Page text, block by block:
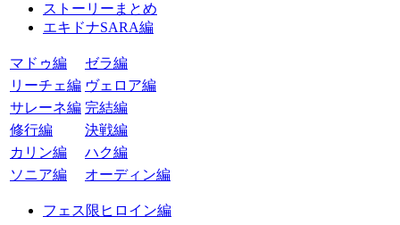
ストーリーまとめ
エキドナSARA編
マドゥ編
ゼラ編
リーチェ編 ヴェロア編
サレーネ編 完結編
修行編
決戦編
カリン編
ハク編
ソニア編
オーディン編
フェス限ヒロイン編